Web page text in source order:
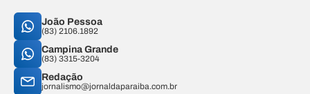
João Pessoa
(83) 2106.1892
Campina Grande
(83) 3315-3204
Redação
jornalismo@jornaldaparaiba.com.br